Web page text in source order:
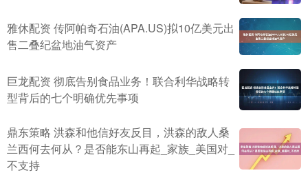
雅休配资 传阿帕奇石油(APA.US)拟10亿美元出
售二叠纪盆地油气资产
巨龙配资 彻底告别食品业务！联合利华战略转
型背后的七个明确优先事项
鼎东策略 洪森和他信好友反目，洪森的敌人桑
兰西何去何从？是否能东山再起_家族_美国对_
不支持